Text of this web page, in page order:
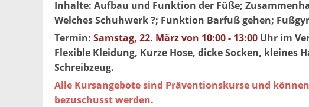
Inhalte: Aufbau und Funktion der Füße;
Welches Schuhwerk ?; Funktion Barfuß gehen;
Termin: Samstag, 22. März von 10:00 - 13:00 Uhr im
Flexible Kleidung, Kurze Hose, dicke Socken, kleines
Schreibzeug.
Alle Kursangebote sind Präventionskurse und
bezuschusst werden.